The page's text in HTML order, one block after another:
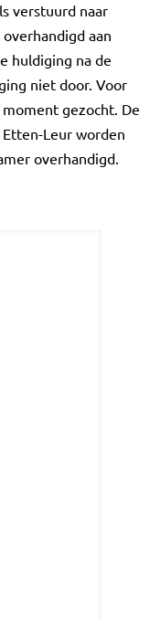
verstuurd naar
aan
huldiging na de
niet door. Voor
gezocht. De
Leur worden
overhandigd.